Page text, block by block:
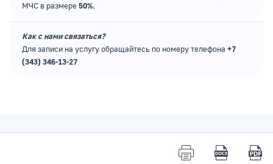
МЧС в размере 50%.
Как с нами связаться?
Для записи на услугу обращайтесь по номеру телефона +7
(343) 346-13-27